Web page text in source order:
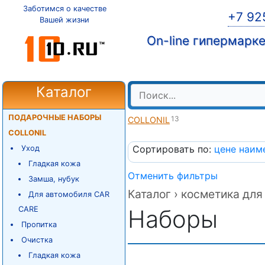
Заботимся о качестве
Вашей жизни
+7
On-line
Каталог
ПОДАРОЧНЫЕ НАБОРЫ
COLLONIL
Уход
Гладкая кожа
Замша, нубук
Для автомобиля CAR
CARE
Пропитка
Очистка
Гладкая кожа
COLLONIL 13
Сортировать по: цене
Отменить фильтры
Каталог › косметика для
Наборы